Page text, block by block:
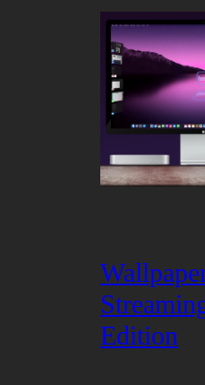
Edition